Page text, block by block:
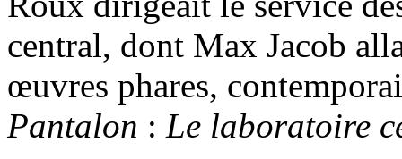
central, dont Max Jacob
œuvres phares,
Pantalon : Le laboratoire